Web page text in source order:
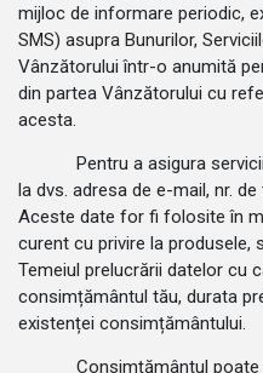
mijloc de informare periodic,
SMS) asupra Bunurilor,
Vânzătorului într-o anumită
din partea Vânzătorului cu
acesta.
Pentru a asigura
la dvs. adresa de e-mail, nr.
Aceste date for fi folosite în
curent cu privire la produsele,
Temeiul prelucrării datelor cu
consimțământul tău, durata
existenței consimțământului.
Consimțământul poate fi